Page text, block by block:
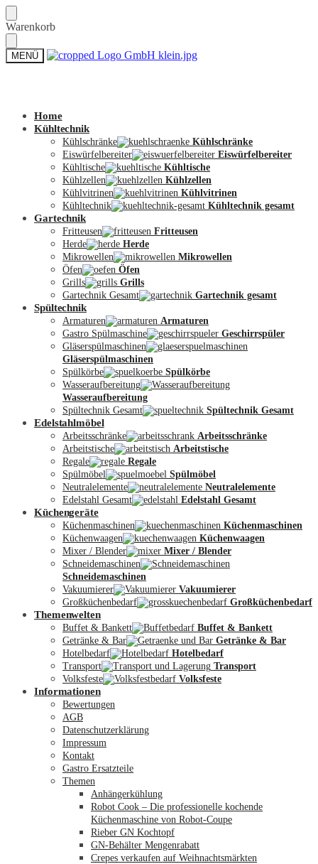
Skip
to
navigation
Skip
to
content
Warenkorb
MENÜ
Zum Shop
Kontakt
Mein Konto
Home
Kühltechnik
Kühlschränke
Kühlschränke
Eiswürfelbereiter
Eiswürfelbereiter
Kühltische
Kühltische
Kühlzellen
Kühlzellen
Kühlvitrinen
Kühlvitrinen
Kühltechnik
Kühltechnik gesamt
Gartechnik
Fritteusen
Fritteusen
Herde
Herde
Mikrowellen
Mikrowellen
Öfen
Öfen
Grills
Grills
Gartechnik Gesamt
Gartechnik gesamt
Spültechnik
Armaturen
Armaturen
Gastro Spülmaschine
Geschirrspüler
Gläserspülmaschinen
Gläserspülmaschinen
Spülkörbe
Spülkörbe
Wasseraufbereitung
Wasseraufbereitung
Spültechnik Gesamt
Spültechnik Gesamt
Edelstahlmöbel
Arbeitsschränke
Arbeitsschränke
Arbeitstische
Arbeitstische
Regale
Regale
Spülmöbel
Spülmöbel
Neutralelemente
Neutralelemente
Edelstahl Gesamt
Edelstahl Gesamt
Küchengeräte
Küchenmaschinen
Küchenmaschinen
Küchenwaagen
Küchenwaagen
Mixer / Blender
Mixer / Blender
Schneidemaschinen
Schneidemaschinen
Vakuumierer
Vakuumierer
Großküchenbedarf
Großküchenbedarf
Themenwelten
Buffet & Bankett
Buffet & Bankett
Getränke & Bar
Getränke & Bar
Hotelbedarf
Hotelbedarf
Transport
Transport
Volksfeste
Volksfeste
Informationen
Bewertungen
AGB
Datenschutzerklärung
Impressum
Kontakt
Gastro Ersatzteile
Themen
Anhängerkühlung
Robot Cook – Die professionelle kochende
Küchenmaschine von Robot-Coupe
Rieber GN Kochtopf
GN-Behälter Mengenrabatt
Crepes verkaufen auf Weihnachtsmärkten